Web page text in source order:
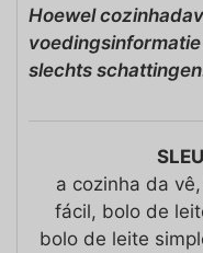
Hoewel
slechts
a cozinha da
fácil, bolo de
bolo de leite